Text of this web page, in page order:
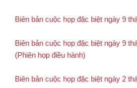
Biên bản cuộc họp đặc biệt ngày 9
Biên bản cuộc họp đặc biệt ngày 9
(Phiên họp điều hành)
Biên bản cuộc họp đặc biệt ngày 2